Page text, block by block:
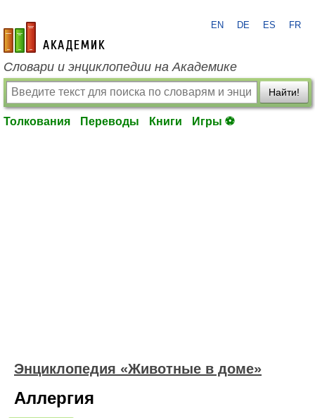
academic.ru
EN DE ES FR
Словари и энциклопедии на Академике
Найти!
Толкования Переводы Книги Игры ⚽
Энциклопедия «Животные в доме»
Аллергия